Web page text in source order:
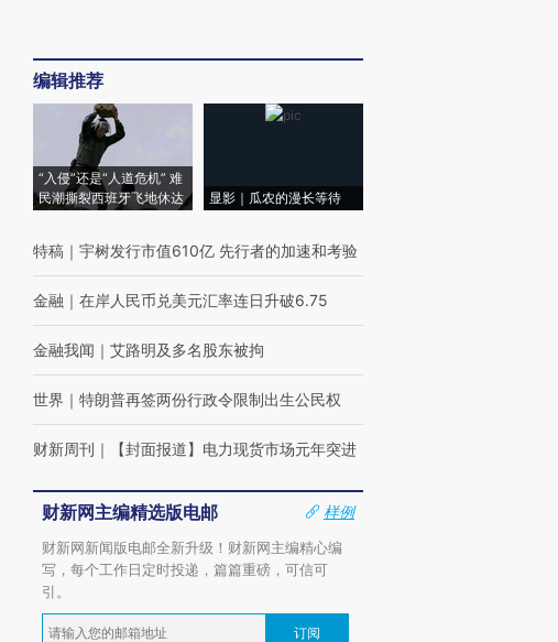
编辑推荐
“入侵”还是“人道危机” 难
民潮撕裂西班牙飞地休达
显影｜瓜农的漫长等待
特稿 ｜ 宇树发行市值610亿 先行者的加速和考验
金融 ｜ 在岸人民币兑美元汇率连日升破6.75
金融我闻 ｜ 艾路明及多名股东被拘
世界 ｜ 特朗普再签两份行政令限制出生公民权
财新周刊 ｜ 【封面报道】电力现货市场元年突进
财新网主编精选版电邮
样例
财新网新闻版电邮全新升级！财新网主编精心编
写，每个工作日定时投递，篇篇重磅，可信可
引。
订阅